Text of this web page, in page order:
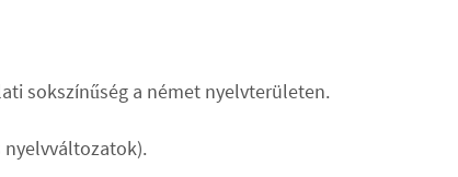
sokszínűség a német nyelvterületen.